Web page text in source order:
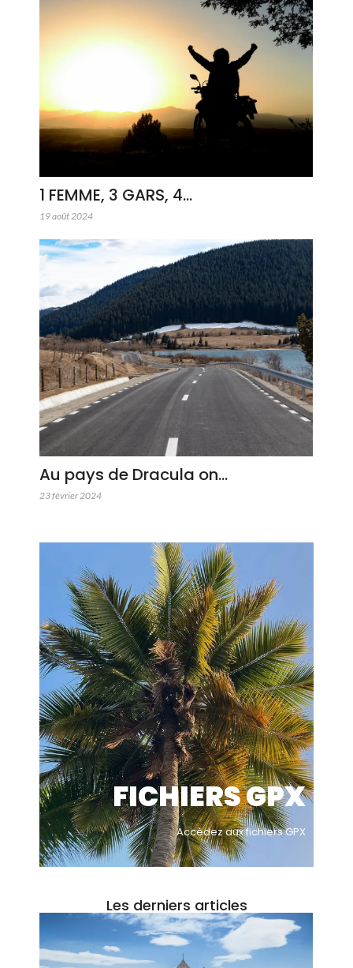
1 FEMME, 3 GARS, 4…
19 août 2024
Au pays de Dracula on…
23 février 2024
FICHIERS GPX
Accèdez aux fichiers GPX
Les derniers articles